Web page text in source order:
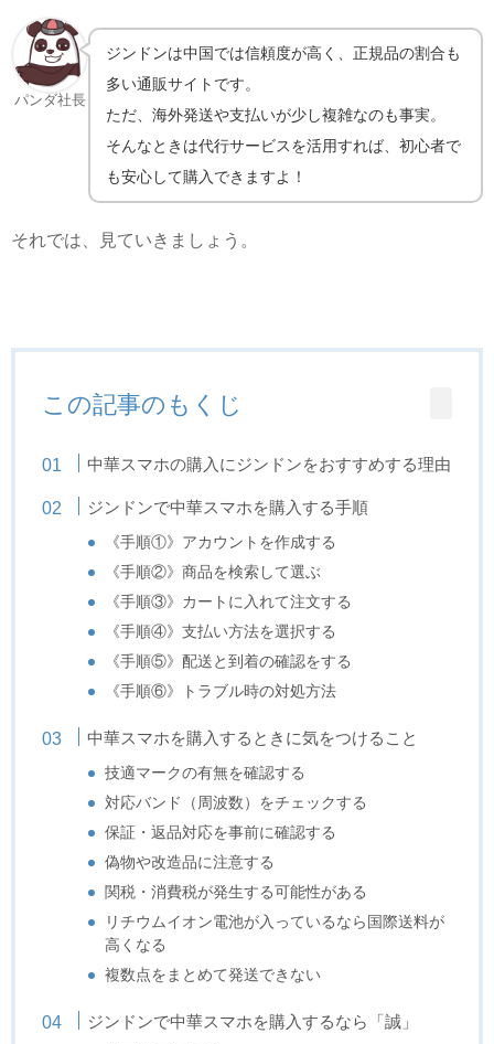
パンダ社長
ジンドンは中国では信頼度が高く、正規品の割合も
多い通販サイトです。
ただ、海外発送や支払いが少し複雑なのも事実。
そんなときは代行サービスを活用すれば、初心者で
も安心して購入できますよ！
それでは、見ていきましょう。
この記事のもくじ
中華スマホの購入にジンドンをおすすめする理由
ジンドンで中華スマホを購入する手順
《手順①》アカウントを作成する
《手順②》商品を検索して選ぶ
《手順③》カートに入れて注文する
《手順④》支払い方法を選択する
《手順⑤》配送と到着の確認をする
《手順⑥》トラブル時の対処方法
中華スマホを購入するときに気をつけること
技適マークの有無を確認する
対応バンド（周波数）をチェックする
保証・返品対応を事前に確認する
偽物や改造品に注意する
関税・消費税が発生する可能性がある
リチウムイオン電池が入っているなら国際送料が
高くなる
複数点をまとめて発送できない
ジンドンで中華スマホを購入するなら「誠」